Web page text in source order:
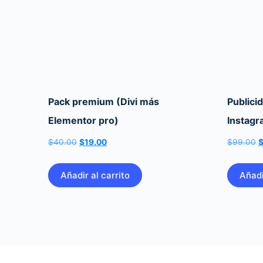
Pack premium (Divi más
Elementor pro)
$40.00 El
original
era:
$19.00El
actual
es:
Añadir al carrito
$99.00